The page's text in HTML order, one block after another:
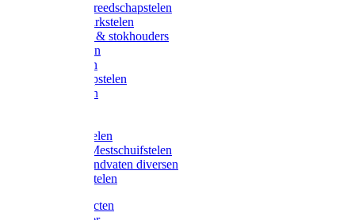
Overige gereedschapstelen
Bezem-/Harkstelen
Handvaten & stokhouders
Hamerstelen
Spadestelen
Graanschopstelen
Schopstelen
Gardena stelen
Sneeuw- /Mestschuifstelen
Stelen / Handvaten diversen
Telescoopstelen
Tuin producten